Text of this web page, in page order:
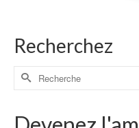
Recherchez